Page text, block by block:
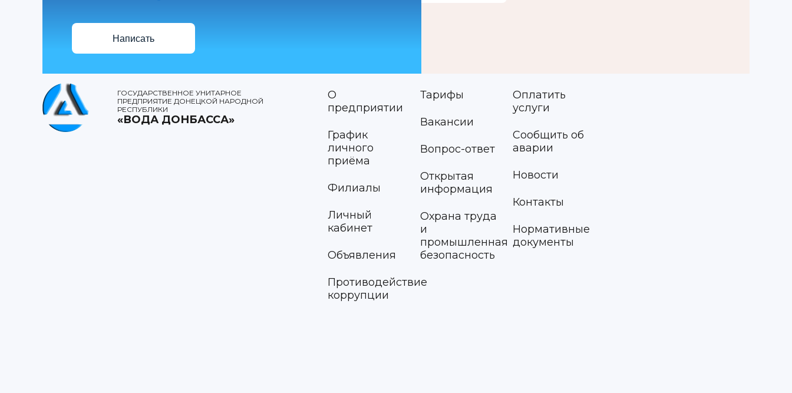
Написать
ГОСУДАРСТВЕННОЕ УНИТАРНОЕ
ПРЕДПРИЯТИЕ ДОНЕЦКОЙ НАРОДНОЙ
РЕСПУБЛИКИ
«ВОДА ДОНБАССА»
О
предприятии
График
личного
приёма
Филиалы
Личный
кабинет
Объявления
Противодействие
коррупции
Тарифы
Вакансии
Вопрос-ответ
Открытая
информация
Охрана труда
и
промышленная
безопасность
Оплатить
услуги
Сообщить об
аварии
Новости
Контакты
Нормативные
документы